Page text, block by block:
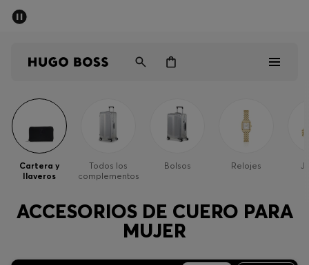
Rebajas
Hombre
Mujer
Niños
Cartera y
Ilaveros
Todos los
complementos
Bolsos Relojes
ACCESORIOS DE CUERO PARA
MUJER